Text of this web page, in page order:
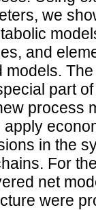
we
and
models.
part
process
in the
For
net
were